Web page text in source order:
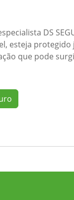
DS
esteja
que pode